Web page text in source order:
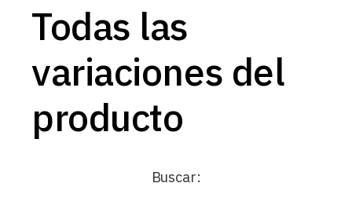
Todas las
variaciones del
producto
Buscar: